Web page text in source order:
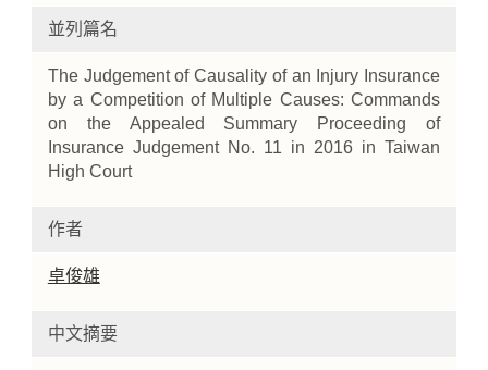
並列篇名
The Judgement of Causality of an Injury Insurance
by a Competition of Multiple Causes: Commands
on the Appealed Summary Proceeding of
Insurance Judgement No. 11 in 2016 in Taiwan
High Court
作者
卓俊雄
中文摘要